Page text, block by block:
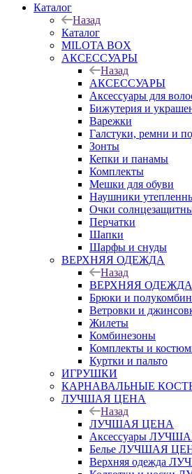
Каталог
Назад
Каталог
MILOTA BOX
АКСЕССУАРЫ
Назад
АКСЕССУАРЫ
Аксессуары для
Бижутерия и
Варежки
Галстуки, ремни и
Зонты
Кепки и панамы
Комплекты
Мешки для обуви
Наушники
Очки
Перчатки
Шапки
Шарфы и снуды
ВЕРХНЯЯ ОДЕЖДА
Назад
ВЕРХНЯЯ ОДЕЖДА
Брюки и
Ветровки и
Жилеты
Комбинезоны
Комплекты и
Куртки и пальто
ИГРУШКИ
КАРНАВАЛЬНЫЕ
ЛУЧШАЯ ЦЕНА
Назад
ЛУЧШАЯ ЦЕНА
Аксессуары
Белье ЛУЧШАЯ
Верхняя одежда